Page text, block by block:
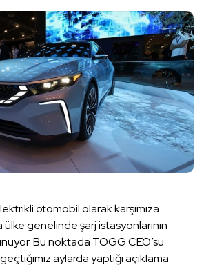
otomobil olarak karşımıza
genelinde şarj istasyonlarının
Bu noktada TOGG CEO’su
aylarda yaptığı açıklama